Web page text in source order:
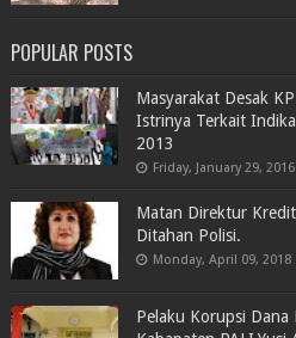
POPULAR POSTS
Masyarakat Desak
Istrinya Terkait
2013
Friday, January 29, 2016
Matan Direktur
Ditahan Polisi.
Monday, April 09, 2018
Pelaku Korupsi Dana